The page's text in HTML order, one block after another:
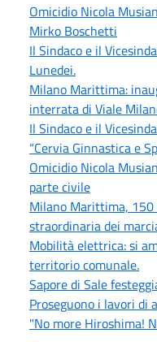
Omicidio Nicola
Mirko Boschetti
Il Sindaco e il
Lunedei.
Milano Marittima:
interrata di Viale
Il Sindaco e il
“Cervia Ginnastica e
Omicidio Nicola
parte civile
Milano Marittima,
straordinaria dei
Mobilità elettrica: si
territorio comunale.
Sapore di Sale
Proseguono i lavori di
"No more Hiroshima!